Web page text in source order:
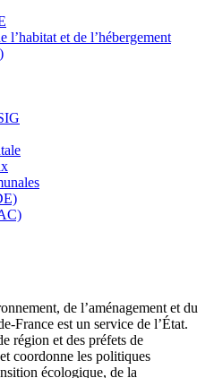
l’habitat et de l’hébergement
de l’aménagement et du
France est un service de l’État.
région et des préfets de
coordonne les politiques
écologique, de la